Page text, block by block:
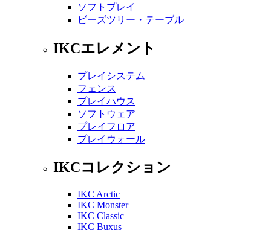
ソフトプレイ
ビーズツリー・テーブル
IKCエレメント
プレイシステム
フェンス
プレイハウス
ソフトウェア
プレイフロア
プレイウォール
IKCコレクション
IKC Arctic
IKC Monster
IKC Classic
IKC Buxus